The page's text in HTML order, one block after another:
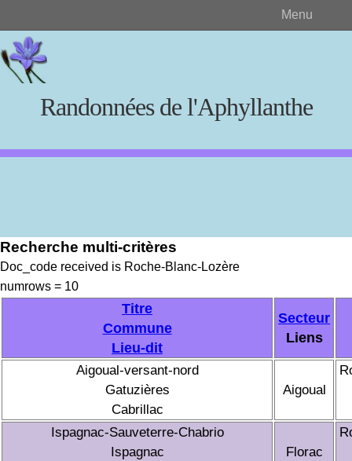
Randonnées de l'Aphyllanthe
Menu
Documents source
Recherche multi-critères
Doc_code received is Roche-Blanc-Lozère
numrows = 10
Titre
Commune
Lieu-dit
Secteur
Liens
Aigoual-versant-nord
Gatuzières
Cabrillac
Aigoual
Ispagnac-Sauveterre-Chabrio
Ispagnac
Florac